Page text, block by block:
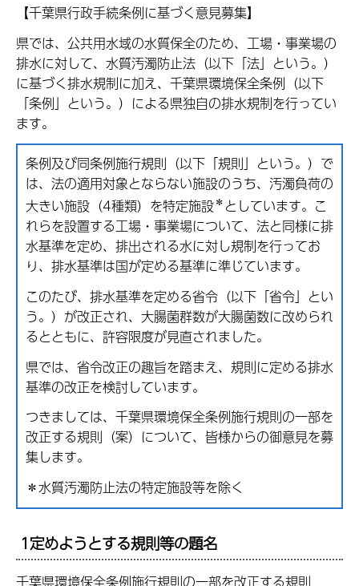
【千葉県行政手続条例に基づく意見募集】
県では、公共用水域の水質保全のため、工場・事業場の
排水に対して、水質汚濁防止法（以下「法」という。）
に基づく排水規制に加え、千葉県環境保全条例（以下
「条例」という。）による県独自の排水規制を行ってい
ます。
条例及び同条例施行規則（以下「規則」という。）で
は、法の適用対象とならない施設のうち、汚濁負荷の
大きい施設（4種類）を特定施設＊としています。こ
れらを設置する工場・事業場について、法と同様に排
水基準を定め、排出される水に対し規制を行ってお
り、排水基準は国が定める基準に準じています。
このたび、排水基準を定める省令（以下「省令」とい
う。）が改正され、大腸菌群数が大腸菌数に改められ
るとともに、許容限度が見直されました。
県では、省令改正の趣旨を踏まえ、規則に定める排水
基準の改正を検討しています。
つきましては、千葉県環境保全条例施行規則の一部を
改正する規則（案）について、皆様からの御意見を募
集します。
＊水質汚濁防止法の特定施設等を除く
1定めようとする規則等の題名
千葉県環境保全条例施行規則の一部を改正する規則